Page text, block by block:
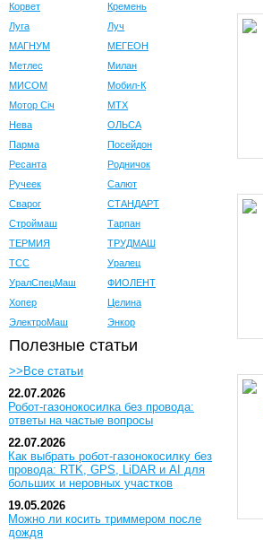
Корвет
Кремень
Луга
Луч
МАГНУМ
МЕГЕОН
Метлес
Милан
МИСОМ
Мобил-К
Мотор Сiч
МТХ
Нева
ОЛЬСА
Парма
Посейдон
Ресанта
Родничок
Ручеек
Салют
Сварог
СТАНДАРТ
Строймаш
Тарпан
ТЕРМИЯ
ТРУДМАШ
ТСС
Уралец
УралСпецМаш
ФИОЛЕНТ
Хопер
Целина
ЭлектроМаш
Энкор
Полезные статьи
>>Все статьи
22.07.2026
Робот-газонокосилка без провода:
ответы на частые вопросы
22.07.2026
Как выбрать робот-газонокосилку без
провода: RTK, GPS, LiDAR и AI для
больших и неровных участков
19.05.2026
Можно ли косить триммером после
дождя